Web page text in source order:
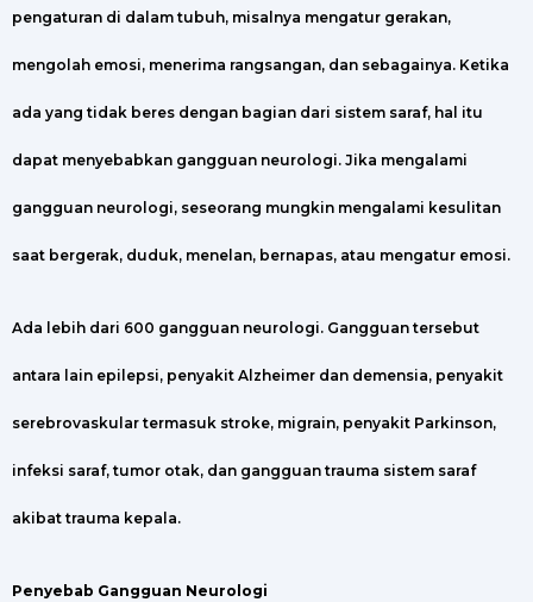
pengaturan di dalam tubuh, misalnya mengatur gerakan,
mengolah emosi, menerima rangsangan, dan sebagainya. Ketika
ada yang tidak beres dengan bagian dari sistem saraf, hal itu
dapat menyebabkan gangguan neurologi. Jika mengalami
gangguan neurologi, seseorang mungkin mengalami kesulitan
saat bergerak, duduk, menelan, bernapas, atau mengatur emosi.
Ada lebih dari 600 gangguan neurologi. Gangguan tersebut
antara lain epilepsi, penyakit Alzheimer dan demensia, penyakit
serebrovaskular termasuk stroke, migrain, penyakit Parkinson,
infeksi saraf, tumor otak, dan gangguan trauma sistem saraf
akibat trauma kepala.
Penyebab Gangguan Neurologi